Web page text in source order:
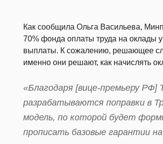
Как сообщила Ольга Васильева,
70% фонда оплаты труда на оклады
выплаты. К сожалению, решающее
именно они решают, как начислять
«Благодаря [вице-премьеру РФ]
разрабатываются поправки в
модель, по которой будет
прописать базовые гарантии